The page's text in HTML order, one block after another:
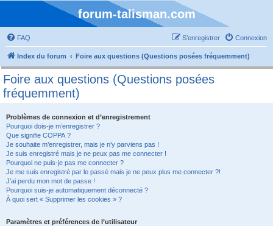
forum-talisman.com
FAQ Connexion
S’enregistrer
Index du forum Foire aux questions (Questions posées fréquemment)
Foire aux questions (Questions posées
fréquemment)
Problèmes de connexion et d’enregistrement
Pourquoi dois-je m’enregistrer ?
Que signifie COPPA ?
Je souhaite m’enregistrer, mais je n’y parviens pas !
Je suis enregistré mais je ne peux pas me connecter !
Pourquoi ne puis-je pas me connecter ?
Je me suis enregistré par le passé mais je ne peux plus me connecter ?!
J’ai perdu mon mot de passe !
Pourquoi suis-je automatiquement déconnecté ?
À quoi sert « Supprimer les cookies » ?
Paramètres et préférences de l’utilisateur